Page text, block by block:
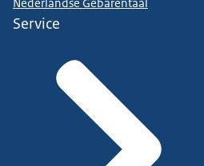
Nederlandse Gebarentaal
Service